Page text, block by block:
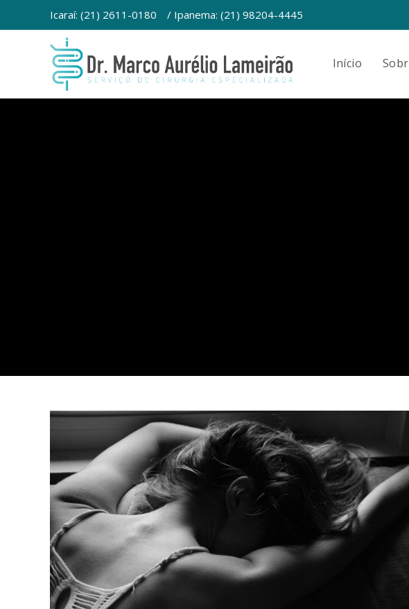
Icaraí: (21) 2611-0180 / Ipanema: (21) 98204-4445
Início